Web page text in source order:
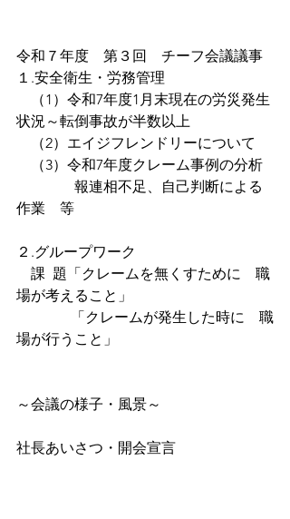
令和７年度　第３回　チーフ会議議事
１.安全衛生・労務管理
（1）令和7年度1月末現在の労災発生
状況～転倒事故が半数以上
（2）エイジフレンドリーについて
（3）令和7年度クレーム事例の分析
報連相不足、自己判断による
作業　等
２.グループワーク
課  題「クレームを無くすために　職
場が考えること」
「クレームが発生した時に　職
場が行うこと」
～会議の様子・風景～
社長あいさつ・開会宣言